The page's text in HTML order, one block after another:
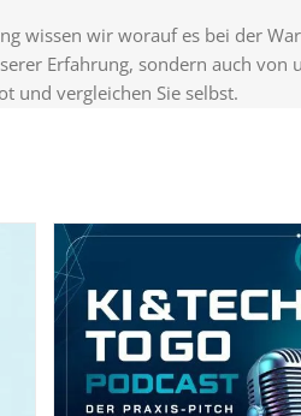
wissen wir worauf es bei der
Erfahrung, sondern auch von
und vergleichen Sie selbst.